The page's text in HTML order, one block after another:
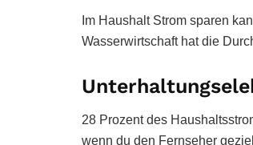
Im Haushalt Strom sparen
Wasserwirtschaft hat die
28 Prozent des
wenn du den Fernseher